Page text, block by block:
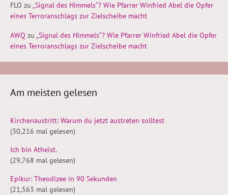
FLO zu „Signal des Himmels“? Wie Pfarrer Winfried Abel die Opfer
eines Terroranschlags zur Zielscheibe macht
AWQ zu „Signal des Himmels“? Wie Pfarrer Winfried Abel die Opfer
eines Terroranschlags zur Zielscheibe macht
Am meisten gelesen
Kirchenaustritt: Warum du jetzt austreten solltest
(30,216 mal gelesen)
Ich bin Atheist.
(29,768 mal gelesen)
Epikur: Theodizee in 90 Sekunden
(21,563 mal gelesen)